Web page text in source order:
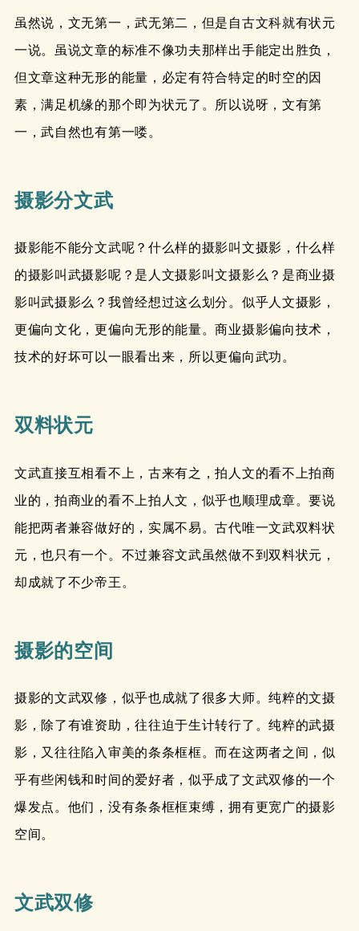
虽然说，文无第一，武无第二，但是自古文科就有状元
一说。虽说文章的标准不像功夫那样出手能定出胜负，
但文章这种无形的能量，必定有符合特定的时空的因
素，满足机缘的那个即为状元了。所以说呀，文有第
一，武自然也有第一喽。
摄影分文武
摄影能不能分文武呢？什么样的摄影叫文摄影，什么样
的摄影叫武摄影呢？是人文摄影叫文摄影么？是商业摄
影叫武摄影么？我曾经想过这么划分。似乎人文摄影，
更偏向文化，更偏向无形的能量。商业摄影偏向技术，
技术的好坏可以一眼看出来，所以更偏向武功。
双料状元
文武直接互相看不上，古来有之，拍人文的看不上拍商
业的，拍商业的看不上拍人文，似乎也顺理成章。要说
能把两者兼容做好的，实属不易。古代唯一文武双料状
元，也只有一个。不过兼容文武虽然做不到双料状元，
却成就了不少帝王。
摄影的空间
摄影的文武双修，似乎也成就了很多大师。纯粹的文摄
影，除了有谁资助，往往迫于生计转行了。纯粹的武摄
影，又往往陷入审美的条条框框。而在这两者之间，似
乎有些闲钱和时间的爱好者，似乎成了文武双修的一个
爆发点。他们，没有条条框框束缚，拥有更宽广的摄影
空间。
文武双修